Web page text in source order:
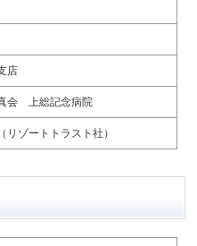
店
会 上総記念病院
リゾートトラスト社）